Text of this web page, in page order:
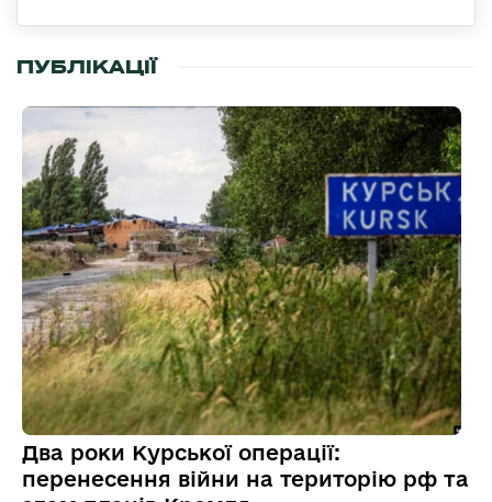
ПУБЛІКАЦІЇ
Два роки Курської операції:
перенесення війни на територію рф та